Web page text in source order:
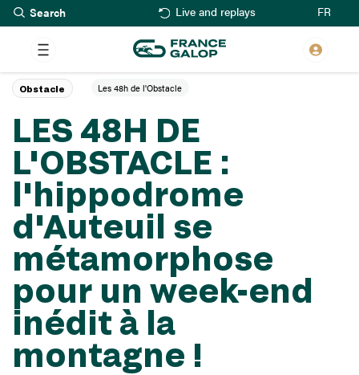
Skip
to
main
content
Live and replays FR
LES 48H DE
L'OBSTACLE :
l'hippodrome
d'Auteuil se
métamorphose
pour un week-end
inédit à la
montagne !
Obstacle Les 48h de l'Obstacle